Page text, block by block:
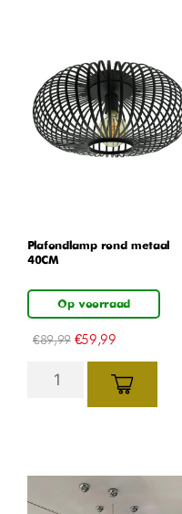
Plafondlamp rond metaal
40CM
Op voorraad
€89,99 €59,99